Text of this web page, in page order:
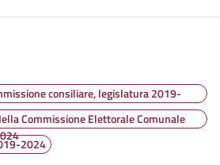
consiliare, legislatura 2019-
Commissione Elettorale Comunale
2024